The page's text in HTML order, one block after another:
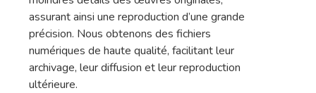
assurant ainsi une reproduction d’une grande
précision. Nous obtenons des fichiers
numériques de haute qualité, facilitant leur
archivage, leur diffusion et leur reproduction
ultérieure.
Le Blog De